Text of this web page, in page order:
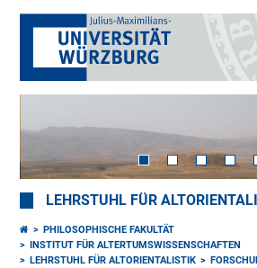
LEHRSTUHL FÜR
PHILOSOPHISCHE FAKULTÄT
INSTITUT FÜR ALTERTUMSWISSENSCHAFTEN
LEHRSTUHL FÜR ALTORIENTALISTIK